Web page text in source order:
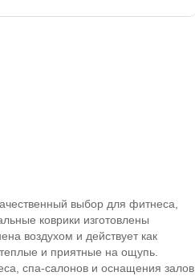
выбор для фитнеса,
коврики изготовлены
воздухом и действует как
и приятные на ощупь.
спа-салонов и оснащения залов